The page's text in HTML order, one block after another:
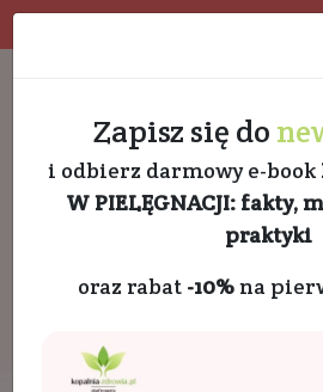
Zapisz się do
i odbierz darmowy e-book
W PIELĘGNACJI: fakty,
praktyki
oraz rabat -10%na